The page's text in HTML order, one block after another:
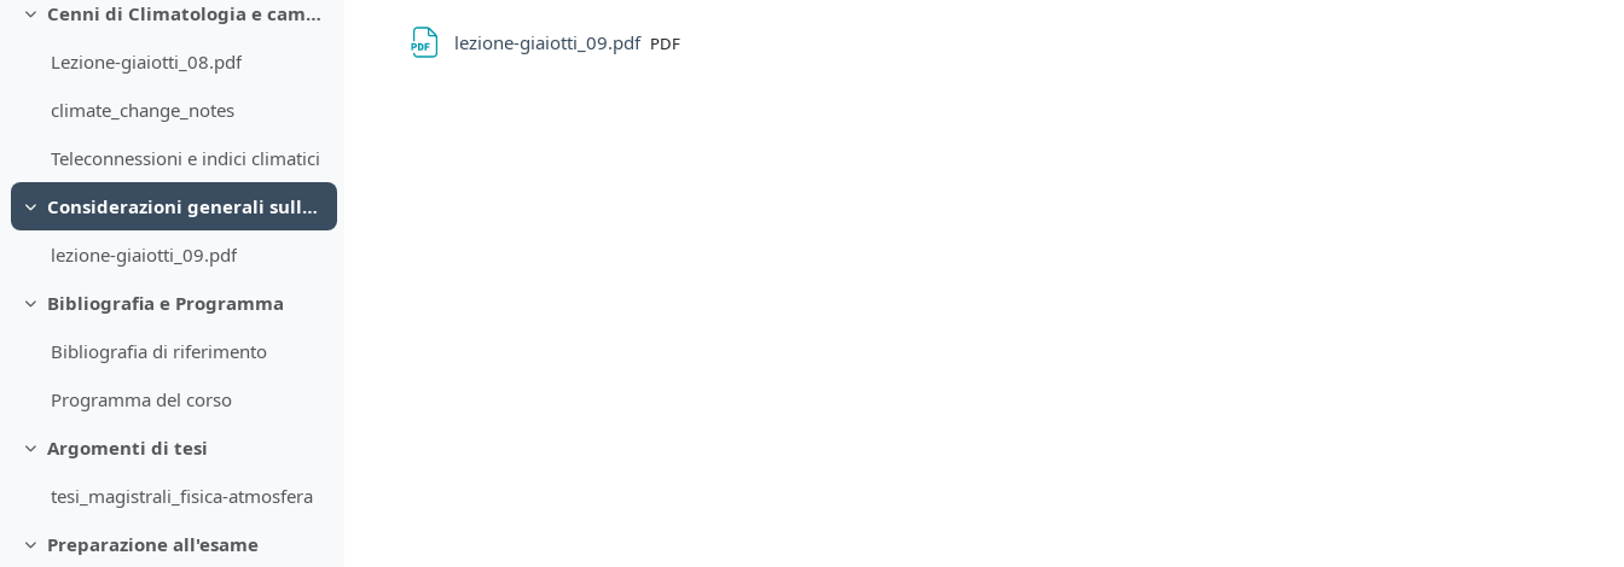
Minimizza
Cenni di Climatologia e cambiamenti climatici
Lezione-giaiotti_08.pdf
climate_change_notes
Teleconnessioni e indici climatici
Minimizza
Considerazioni generali sulla predicibilità del sistema atmosfera
lezione-giaiotti_09.pdf
Minimizza
Bibliografia e Programma
Bibliografia di riferimento
Programma del corso
Minimizza
Argomenti di tesi
tesi_magistrali_fisica-atmosfera
Minimizza
Preparazione all'esame
lezione-giaiotti_09.pdf File
PDF